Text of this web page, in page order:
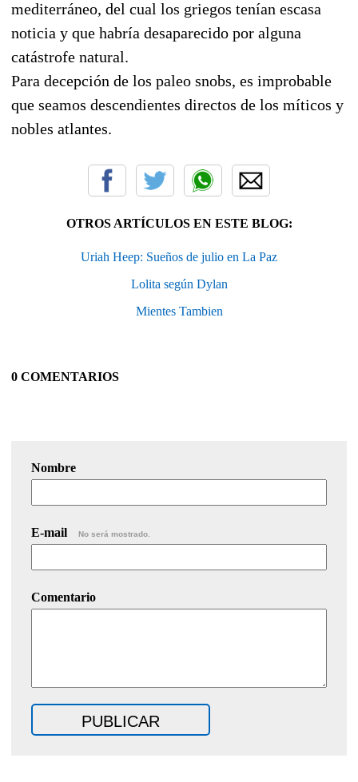
mediterráneo, del cual los griegos tenían escasa
noticia y que habría desaparecido por alguna
catástrofe natural.
Para decepción de los paleo snobs, es improbable
que seamos descendientes directos de los míticos y
nobles atlantes.
OTROS ARTÍCULOS EN ESTE BLOG:
Uriah Heep: Sueños de julio en La Paz
Lolita según Dylan
Mientes Tambien
0 COMENTARIOS
Nombre
E-mail No será mostrado.
Comentario